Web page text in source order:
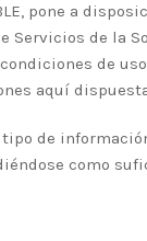
pone a
de la
de
aquí
de
como